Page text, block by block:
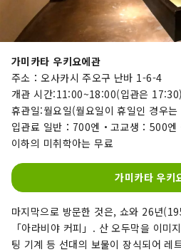
가미카타 우키요에관
주소：오사카시 주오구 난바 1-6-4
개관 시간:11:00~18:00(입관은 17:30)
휴관일:월요일(월요일이 휴일인 경우는
입관료 일반：700엔・고교생：500
이하의 미취학아는 무료
가미카타 우키
마지막으로 방문한 것은, 쇼와 26년
「아라비야 커피」. 산 오두막을 이미
팅 기계 등 선대의 보물이 장식되어 레